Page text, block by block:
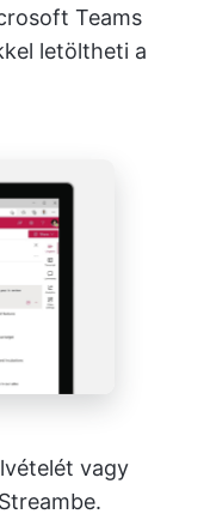
Teams
letöltheti a
vagy